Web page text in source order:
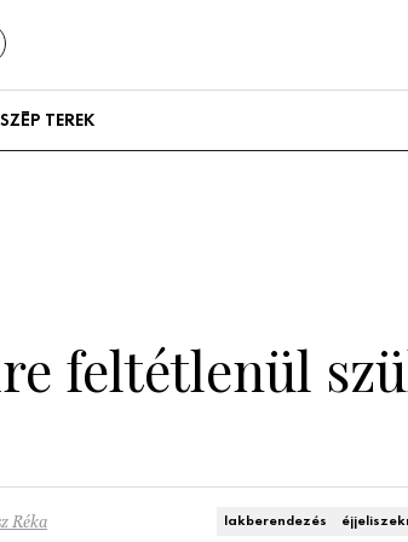
SZÉP TEREK
feltétlenül
Réka lakberendezés